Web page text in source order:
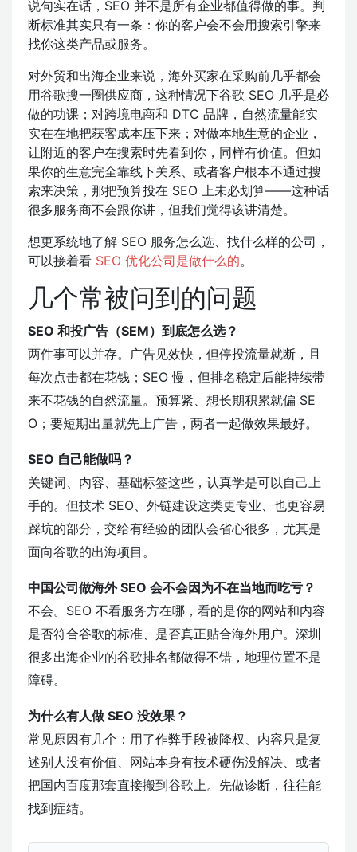
说句实在话，SEO 并不是所有企业都值得做的事。判
断标准其实只有一条：你的客户会不会用搜索引擎来
找你这类产品或服务。
对外贸和出海企业来说，海外买家在采购前几乎都会
用谷歌搜一圈供应商，这种情况下谷歌 SEO 几乎是必
做的功课；对跨境电商和 DTC 品牌，自然流量能实
实在在地把获客成本压下来；对做本地生意的企业，
让附近的客户在搜索时先看到你，同样有价值。但如
果你的生意完全靠线下关系、或者客户根本不通过搜
索来决策，那把预算投在 SEO 上未必划算——这种话
很多服务商不会跟你讲，但我们觉得该讲清楚。
想更系统地了解 SEO 服务怎么选、找什么样的公司，
可以接着看 SEO 优化公司是做什么的。
几个常被问到的问题
SEO 和投广告（SEM）到底怎么选？
两件事可以并存。广告见效快，但停投流量就断，且
每次点击都在花钱；SEO 慢，但排名稳定后能持续带
来不花钱的自然流量。预算紧、想长期积累就偏 SE
O；要短期出量就先上广告，两者一起做效果最好。
SEO 自己能做吗？
关键词、内容、基础标签这些，认真学是可以自己上
手的。但技术 SEO、外链建设这类更专业、也更容易
踩坑的部分，交给有经验的团队会省心很多，尤其是
面向谷歌的出海项目。
中国公司做海外 SEO 会不会因为不在当地而吃亏？
不会。SEO 不看服务方在哪，看的是你的网站和内容
是否符合谷歌的标准、是否真正贴合海外用户。深圳
很多出海企业的谷歌排名都做得不错，地理位置不是
障碍。
为什么有人做 SEO 没效果？
常见原因有几个：用了作弊手段被降权、内容只是复
述别人没有价值、网站本身有技术硬伤没解决、或者
把国内百度那套直接搬到谷歌上。先做诊断，往往能
找到症结。